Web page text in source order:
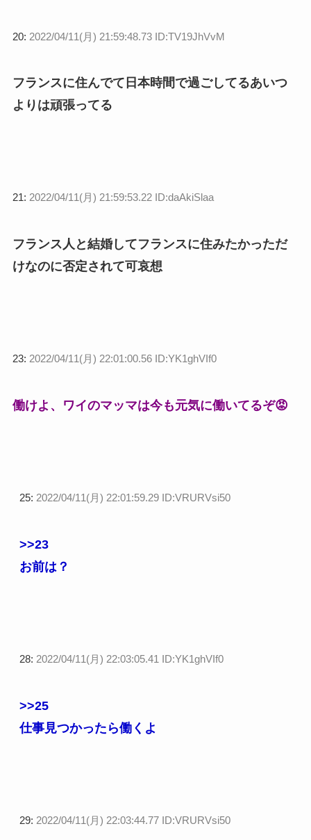
20: 2022/04/11(月) 21:59:48.73 ID:TV19JhVvM
フランスに住んでて日本時間で過ごしてるあいつ
よりは頑張ってる
21: 2022/04/11(月) 21:59:53.22 ID:daAkiSlaa
フランス人と結婚してフランスに住みたかっただ
けなのに否定されて可哀想
23: 2022/04/11(月) 22:01:00.56 ID:YK1ghVIf0
働けよ、ワイのマッマは今も元気に働いてるぞ😡
25: 2022/04/11(月) 22:01:59.29 ID:VRURVsi50
>>23
お前は？
28: 2022/04/11(月) 22:03:05.41 ID:YK1ghVIf0
>>25
仕事見つかったら働くよ
29: 2022/04/11(月) 22:03:44.77 ID:VRURVsi50